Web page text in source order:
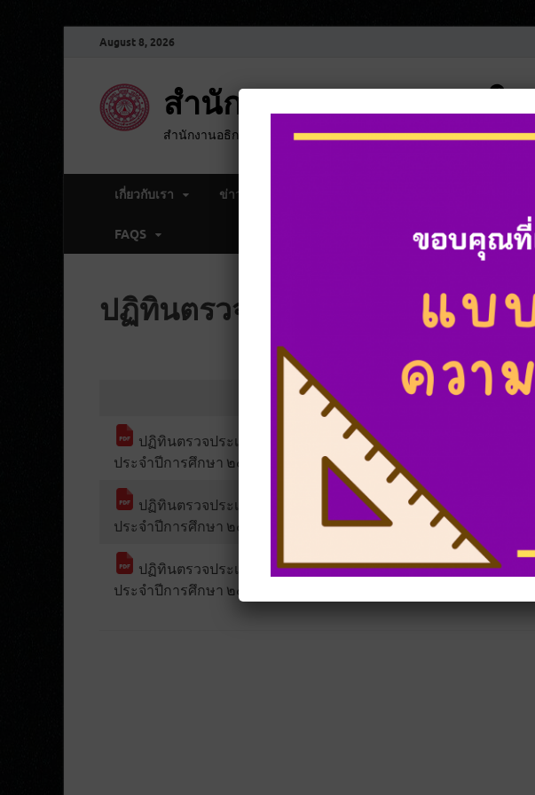
August 8, 2026
สำนักงานตรวจสอบภายใน
สำนักงานอธิการบดี มหาวิทยาลัยมหาจุฬาลงกรณราชวิทยาลัย
เกี่ยวกับเรา ข่าวกิจกรรม
FAQS
ปฏิทินตรวจประเมินการปฏิบัติงาน
ปฏิทินตรวจประเมินการปฏิบัติงานส่วนงานสนับสนุนการศึกษา
ประจำปีการศึกษา ๒๕๖๓
ปฏิทินตรวจประเมินการปฏิบัติงานส่วนงานสนับสนุนการศึกษา
ประจำปีการศึกษา ๒๕๖๒
ปฏิทินตรวจประเมินการปฏิบัติงานส่วนงานสนับสนุนการศึกษา
ประจำปีการศึกษา ๒๕๖๑